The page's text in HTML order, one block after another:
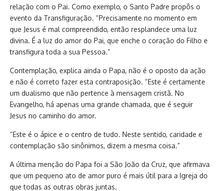
relação com o Pai. Como exemplo, o Santo Padre propôs o
evento da Transfiguração. “Precisamente no momento em
que Jesus é mal compreendido, então resplandece uma luz
divina. É a luz do amor do Pai, que enche o coração do Filho e
transfigura toda a sua Pessoa.”
Contemplação, explica ainda o Papa, não é o oposto da ação
e não é correto fazer esta contraposição. “Este é certamente
um dualismo que não pertence à mensagem cristã. No
Evangelho, há apenas uma grande chamada, que é seguir
Jesus no caminho do amor.
“Este é o ápice e o centro de tudo. Neste sentido, caridade e
contemplação são sinônimos, dizem a mesma coisa.”
A última menção do Papa foi a São João da Cruz, que afirmava
que um pequeno ato de amor puro é mais útil para a Igreja do
que todas as outras obras juntas.